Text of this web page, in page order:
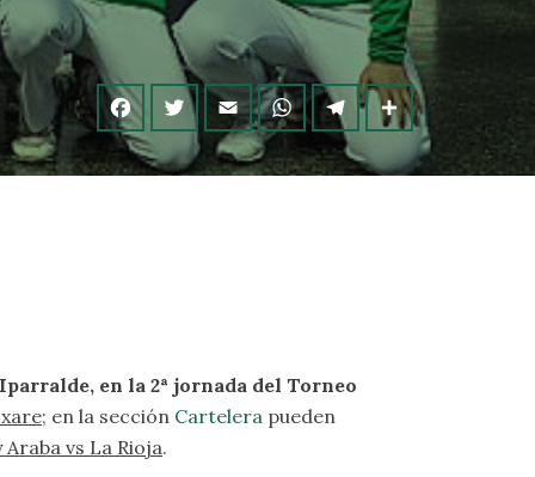
en la 2ª jornada del Torneo
; en la sección Cartelera pueden
vs La Rioja.